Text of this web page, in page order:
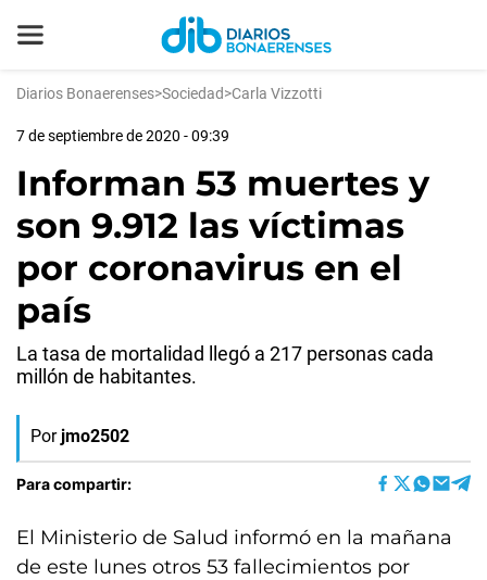
Diarios Bonaerenses>Sociedad>Carla Vizzotti
7 de septiembre de 2020 - 09:39
Informan 53 muertes y
son 9.912 las víctimas
por coronavirus en el
país
La tasa de mortalidad llegó a 217 personas cada
millón de habitantes.
Por jmo2502
Para compartir:
El Ministerio de Salud informó en la mañana
de este lunes otros 53 fallecimientos por